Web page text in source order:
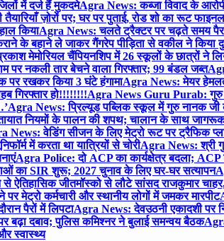
में दर्ज हैं मुकदमेAgra News: कब्जा विवाद के
ज़ोरों पर; घर पर पुताई, रोड शो का रूट
कियाAgra News: चलते ट्रैक्टर पर चढ़ते समय
के बहाने ले जाकर गैंगरेप पीड़िता से वकील ने किया
मेमोरियल चैंपियनशिप में 26 स्कूलों के छात्रों ने
पर नकली तार बेचने वाला गिरफ्तार; 99 बंडल जब्त
पर रखकर किया 3 घंटे हंगामाAgra News: मेयर
गिरफ्तार हो!!!!!!!!Agra News Guru Purab: गुरु
Agra News: प्रिल्यूड पब्लिक स्कूल में गुरु नानक जी
नियमों के पालन की शपथ; चालान के साथ
News: वेडिंग सीजन के लिए मेट्रो रूट पर ट्रैफिक
में करता था यात्रियों से चोरीAgra News: श्री
Agra Police: दो ACP का कार्यक्षेत्र बदला;
का SIR शुरू; 2027 चुनाव के लिए घर-घर सत्यापन
से ऐतिहासिक जीतमॉस्को से लौटे सांसद राजकुमार
मेट्रो कर्मचारी और स्थानीय लोगों में जमकर मारपीट
पैरों में लिपटाAgra News: देवउठनी एकादशी पर
बढ़ा दबाव; पुलिस कमिश्नर ने बुलाई समन्वय बैठक
स्वास्थ्य